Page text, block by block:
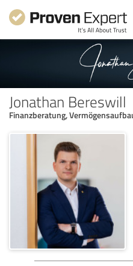
Jonathan Bereswill
Finanzberatung,